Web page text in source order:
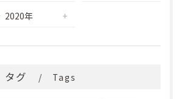
2020年
タグ Tags